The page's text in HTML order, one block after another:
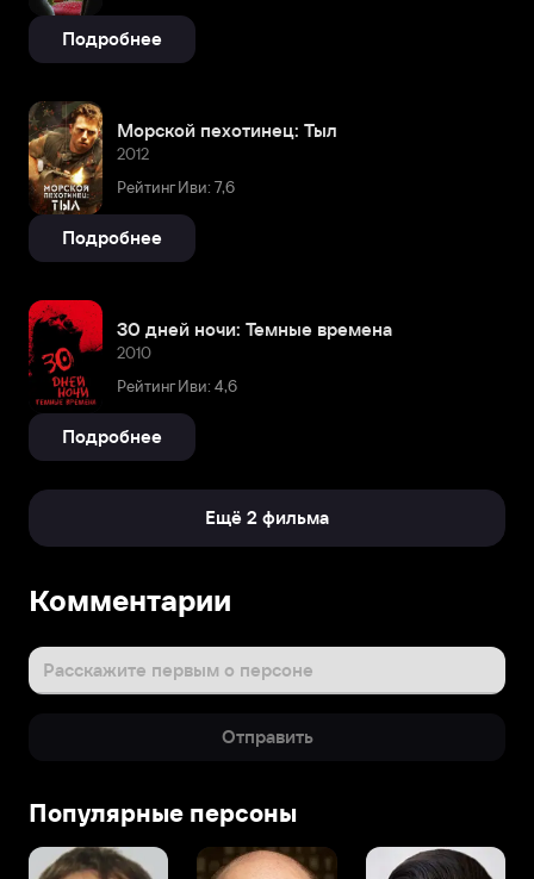
Подробнее
Морской пехотинец: Тыл
2012
Рейтинг Иви: 7,6
Подробнее
30 дней ночи: Темные времена
2010
Рейтинг Иви: 4,6
Подробнее
Ещё 2 фильма
Комментарии
Расскажите первым о персоне
Отправить
Популярные персоны